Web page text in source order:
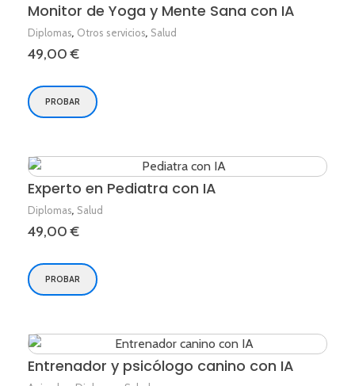
Monitor de Yoga y Mente Sana con IA
Diplomas, Otros servicios, Salud
49,00€
PROBAR
Experto en Pediatra con IA
Diplomas, Salud
49,00€
PROBAR
Entrenador y psicólogo canino con IA